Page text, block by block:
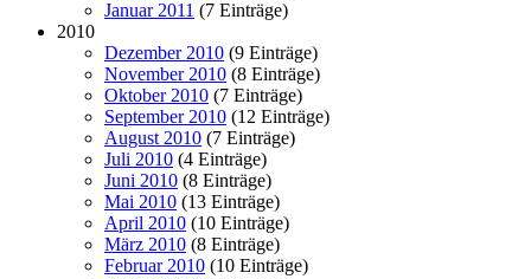
Januar 2011 (7 Einträge)
2010
Dezember 2010 (9 Einträge)
November 2010 (8 Einträge)
Oktober 2010 (7 Einträge)
September 2010 (12 Einträge)
August 2010 (7 Einträge)
Juli 2010 (4 Einträge)
Juni 2010 (8 Einträge)
Mai 2010 (13 Einträge)
April 2010 (10 Einträge)
März 2010 (8 Einträge)
Februar 2010 (10 Einträge)